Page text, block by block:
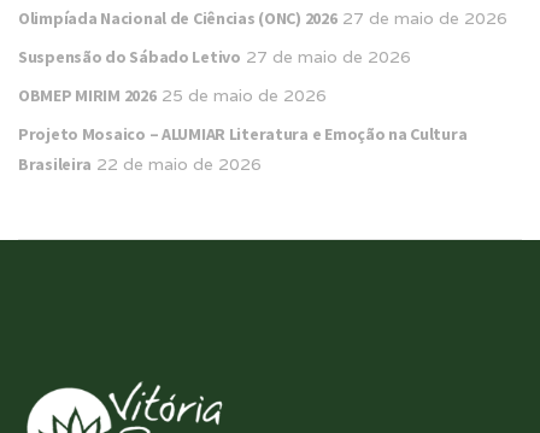
Olimpíada Nacional de Ciências (ONC) 2026 27 de maio de 2026
Suspensão do Sábado Letivo 27 de maio de 2026
OBMEP MIRIM 2026 25 de maio de 2026
Projeto Mosaico – ALUMIAR Literatura e Emoção na Cultura
Brasileira 22 de maio de 2026